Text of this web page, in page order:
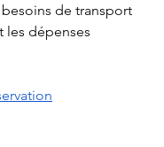
de transport
les dépenses